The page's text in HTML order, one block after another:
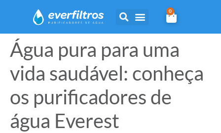
0
Água pura para uma
vida saudável: conheça
os purificadores de
água Everest